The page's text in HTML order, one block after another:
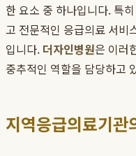
한 요소 중 하나입니다. 특
고 전문적인 응급의료 서비
입니다. 더자인병원은 이러
중추적인 역할을 담당하고
지역응급의료기